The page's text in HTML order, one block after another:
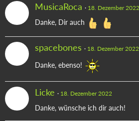
MusicaRoca 18. Dezember 2022
Danke, Dir auch
spacebones 18. Dezember 2022
Danke, ebenso!
Licke 18. Dezember 2022
Danke, wünsche ich dir auch!